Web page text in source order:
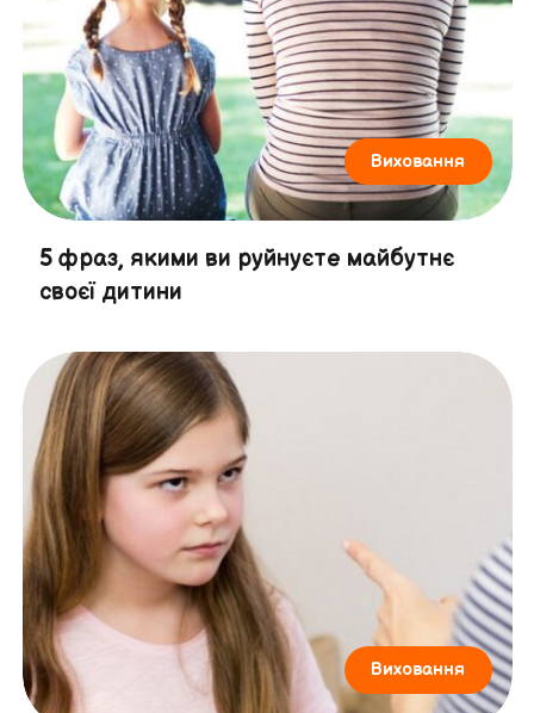
Виховання
5 фраз, якими ви руйнуєте майбутнє
своєї дитини
Виховання